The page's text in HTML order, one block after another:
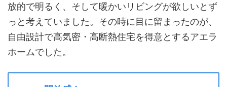
放的で明るく、そして暖かいリビングが欲しいとず
っと考えていました。その時に目に留まったのが、
自由設計で高気密・高断熱住宅を得意とするアエラ
ホームでした。